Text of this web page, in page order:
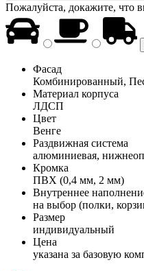
Пожалуйста, докажите, что
Фасад
Комбинированный,
Материал корпуса
ЛДСП
Цвет
Венге
Раздвижная система
алюминиевая,
Кромка
ПВХ (0,4 мм, 2 мм)
Внутреннее
на выбор (полки,
Размер
индивидуальный
Цена
указана за базовую